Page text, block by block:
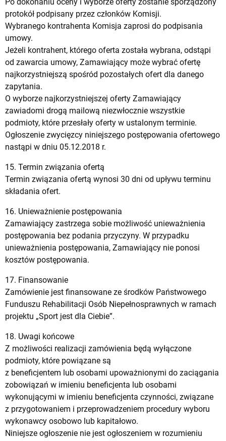
protokół podpisany przez członków Komisji.
Wybranego kontrahenta Komisja zaprosi do podpisania
umowy.
Jeżeli kontrahent, którego oferta została wybrana, odstąpi
od zawarcia umowy, Zamawiający może wybrać ofertę
najkorzystniejszą spośród pozostałych ofert dla danego
zapytania.
O wyborze najkorzystniejszej oferty Zamawiający
zawiadomi drogą mailową niezwłocznie wszystkie
podmioty, które przesłały oferty w ustalonym terminie.
Ogłoszenie zwycięzcy niniejszego postępowania ofertowego
nastąpi w dniu 05.12.2018 r.
15. Termin związania ofertą
Termin związania ofertą wynosi 30 dni od upływu terminu
składania ofert.
16. Unieważnienie postępowania
Zamawiający zastrzega sobie możliwość unieważnienia
postępowania bez podania przyczyny. W przypadku
unieważnienia postępowania, Zamawiający nie ponosi
kosztów postępowania.
17. Finansowanie
Zamówienie jest finansowane ze środków Państwowego
Funduszu Rehabilitacji Osób Niepełnosprawnych w ramach
projektu „Sport jest dla Ciebie”.
18. Uwagi końcowe
Z możliwości realizacji zamówienia będą wyłączone
podmioty, które powiązane są
z beneficjentem lub osobami upoważnionymi do zaciągania
zobowiązań w imieniu beneficjenta lub osobami
wykonującymi w imieniu beneficjenta czynności, związane
z przygotowaniem i przeprowadzeniem procedury wyboru
wykonawcy osobowo lub kapitałowo.
Niniejsze ogłoszenie nie jest ogłoszeniem w rozumieniu